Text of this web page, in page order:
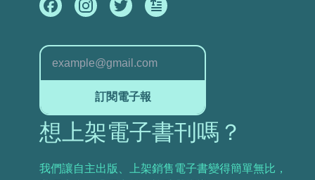
想上架電子書刊嗎？
我們讓自主出版、上架銷售電子書變得簡單無比，
訂閱電子報